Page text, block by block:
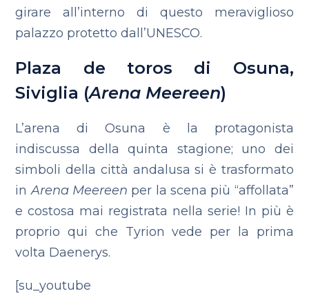
girare all’interno di questo meraviglioso
palazzo protetto dall’UNESCO.
Plaza de toros di Osuna,
Siviglia (Arena Meereen)
L’arena di Osuna è la protagonista
indiscussa della quinta stagione; uno dei
simboli della città andalusa si è trasformato
inArena Meereen per la scena più “affollata”
e costosa mai registrata nella serie! In più è
proprio qui che Tyrion vede per la prima
volta Daenerys.
[su_youtube